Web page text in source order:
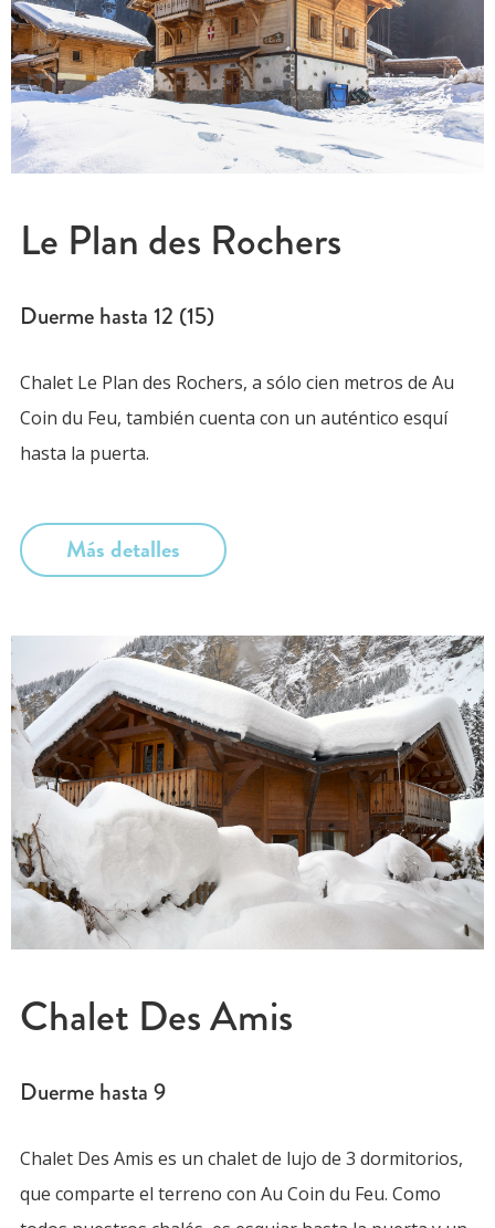
Le Plan des Rochers
Duerme hasta 12 (15)
Chalet Le Plan des Rochers, a sólo cien metros de Au
Coin du Feu, también cuenta con un auténtico esquí
hasta la puerta.
Más detalles
Chalet Des Amis
Duerme hasta 9
Chalet Des Amis es un chalet de lujo de 3 dormitorios,
que comparte el terreno con Au Coin du Feu. Como